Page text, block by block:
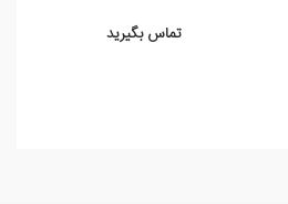
تماس بگیرید